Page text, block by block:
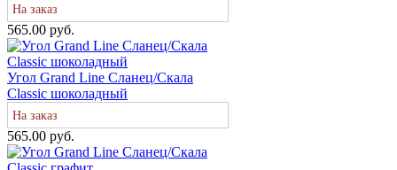
На заказ
565.00 руб.
Угол Grand Line Сланец/Скала
Classic шоколадный
На заказ
565.00 руб.